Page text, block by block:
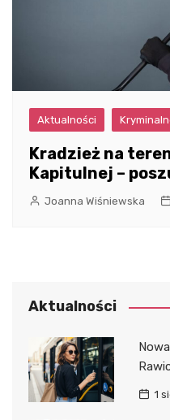
Aktualności
Kradzież na
Kapitulnej –
Joanna Wiśniewska
Aktualności
1